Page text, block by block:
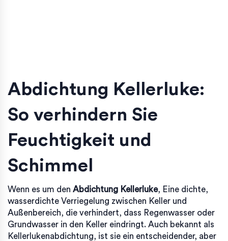
Abdichtung Kellerluke:
So verhindern Sie
Feuchtigkeit und
Schimmel
Wenn es um den Abdichtung Kellerluke, Eine dichte,
wasserdichte Verriegelung zwischen Keller und
Außenbereich, die verhindert, dass Regenwasser oder
Grundwasser in den Keller eindringt. Auch bekannt als
Kellerlukenabdichtung, ist sie ein entscheidender, aber